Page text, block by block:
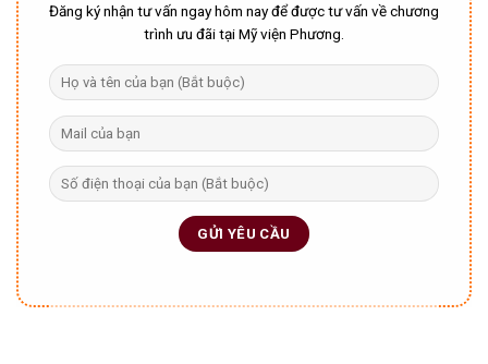
Đăng ký nhận tư vấn ngay hôm nay để được tư vấn về chương
trình ưu đãi tại Mỹ viện Phương.